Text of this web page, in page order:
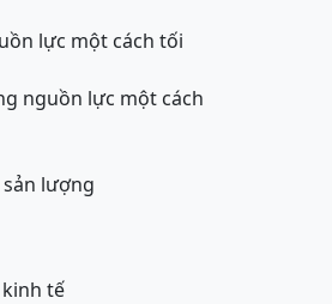
lực một cách tối
nguồn lực một cách
sản lượng
kinh tế